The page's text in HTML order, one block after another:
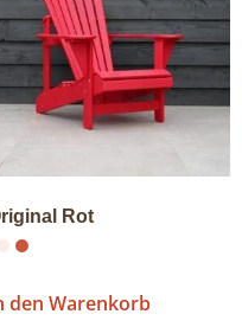
Rot
den Warenkorb